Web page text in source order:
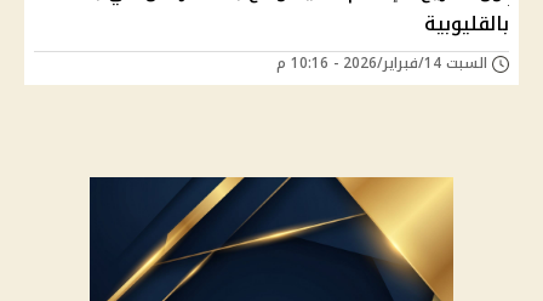
بالقليوبية
السبت 14/فبراير/2026 - 10:16 م